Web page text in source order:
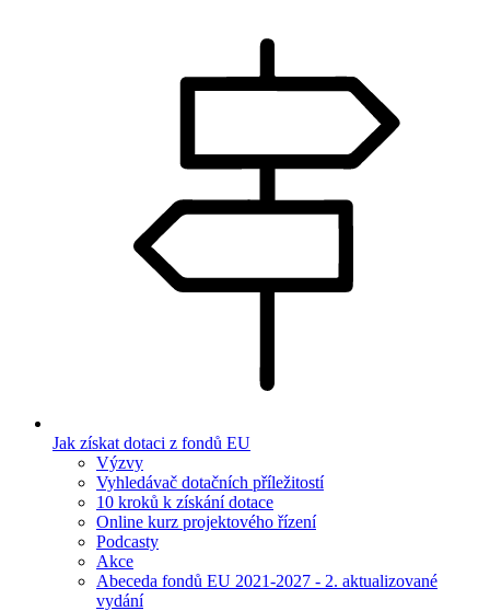
Jak získat dotaci z fondů EU
Výzvy
Vyhledávač dotačních příležitostí
10 kroků k získání dotace
Online kurz projektového řízení
Podcasty
Akce
Abeceda fondů EU 2021-2027 - 2. aktualizované
vydání